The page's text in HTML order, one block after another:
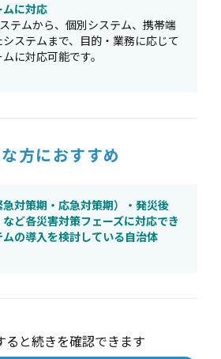
に対応
テムから、個別システム、携帯端
ステムまで、目的・業務に応じて
に対応可能です。
方におすすめ
対策期・応急対策期）・発災後
など各災害対策フェーズに対応でき
の導入を検討している自治体
ると続きを確認できます